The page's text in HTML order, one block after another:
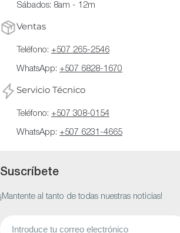
Sábados: 8am - 12m
Ventas
Teléfono: +507 265-2546
WhatsApp: +507 6828-1670
Servicio Técnico
Teléfono: +507 308-0154
WhatsApp: +507 6231-4665
Suscríbete
¡Mantente al tanto de todas nuestras noticias!